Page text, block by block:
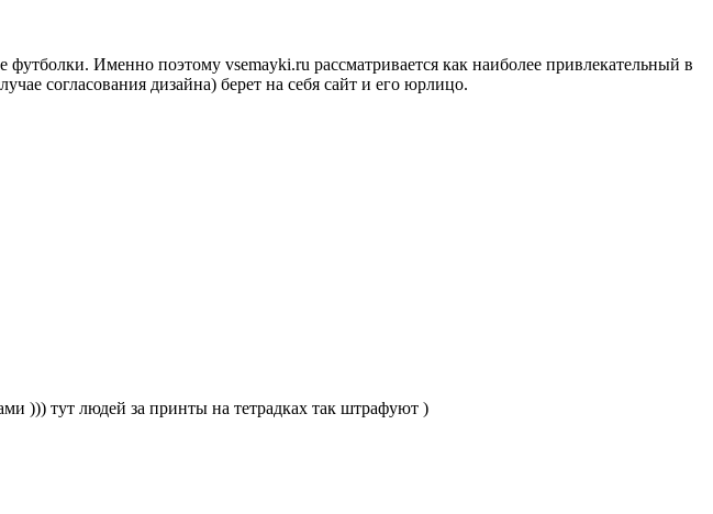
Именно поэтому vsemayki.ru рассматривается как наиболее привлекательный в
согласования дизайна) берет на себя сайт и его юрлицо.
))) тут людей за принты на тетрадках так штрафуют )